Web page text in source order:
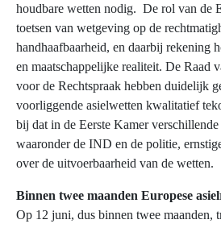
houdbare wetten nodig. De rol van de
toetsen van wetgeving op de
handhaafbaarheid, en daarbij rekening
en maatschappelijke realiteit. De Raad
voor de Rechtspraak hebben duidelijk
voorliggende asielwetten kwalitatief
bij dat in de Eerste Kamer
waaronder de IND en de politie,
over de uitvoerbaarheid van de wetten.
Binnen twee maanden Europese
Op 12 juni, dus binnen twee maanden,